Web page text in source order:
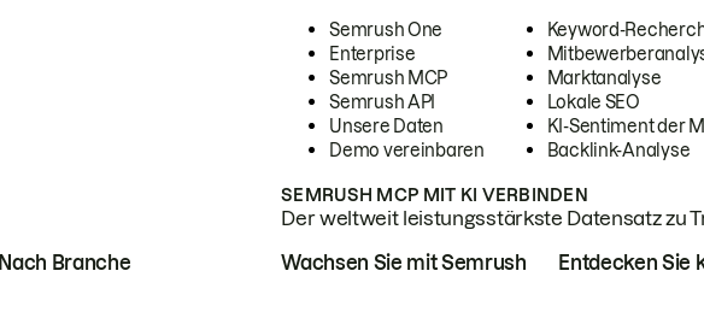
Semrush One
Enterprise
Semrush MCP
Semrush API
Unsere Daten
Demo vereinbaren
Keyword-
Marktanalyse
Lokale SEO
KI-Sentiment der
Backlink-Analyse
SEMRUSH MCP MIT KI VERBINDEN
Der weltweit leistungsstärkste Datensatz zu
Nach Branche Wachsen Sie mit Semrush Entdecken Sie